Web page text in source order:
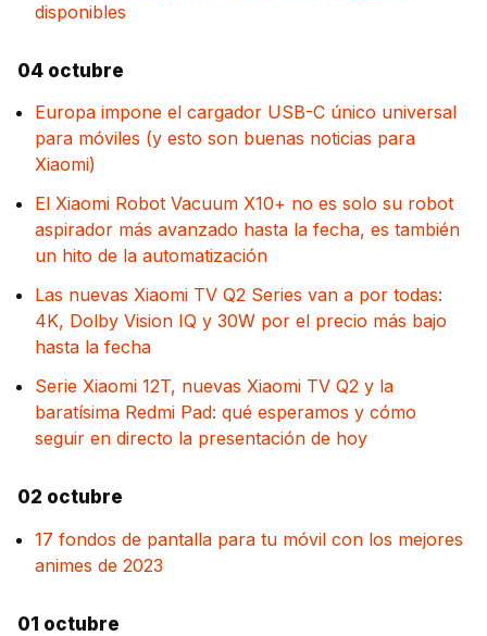
disponibles
04 octubre
Europa impone el cargador USB-C único universal
para móviles (y esto son buenas noticias para
Xiaomi)
El Xiaomi Robot Vacuum X10+ no es solo su robot
aspirador más avanzado hasta la fecha, es también
un hito de la automatización
Las nuevas Xiaomi TV Q2 Series van a por todas:
4K, Dolby Vision IQ y 30W por el precio más bajo
hasta la fecha
Serie Xiaomi 12T, nuevas Xiaomi TV Q2 y la
baratísima Redmi Pad: qué esperamos y cómo
seguir en directo la presentación de hoy
02 octubre
17 fondos de pantalla para tu móvil con los mejores
animes de 2023
01 octubre